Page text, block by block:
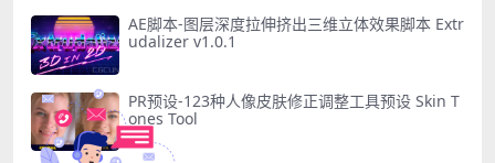
AE脚本-图层深度拉伸挤出三维立体效果脚本 Extr
udalizer v1.0.1
PR预设-123种人像皮肤修正调整工具预设 Skin T
ones Tool